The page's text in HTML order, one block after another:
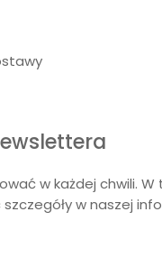
w każdej chwili. W
w naszej